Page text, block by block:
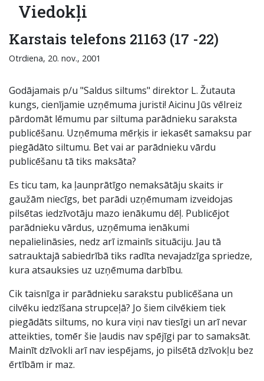
Viedokļi
Karstais telefons 21163 (17 -22)
Otrdiena, 20. nov., 2001
Godājamais p/u "Saldus siltums" direktor L. Žutauta
kungs, cienījamie uzņēmuma juristi! Aicinu Jūs vēlreiz
pārdomāt lēmumu par siltuma parādnieku saraksta
publicēšanu. Uzņēmuma mērķis ir iekasēt samaksu par
piegādāto siltumu. Bet vai ar parādnieku vārdu
publicēšanu tā tiks maksāta?
Es ticu tam, ka ļaunprātīgo nemaksātāju skaits ir
gaužām niecīgs, bet parādi uzņēmumam izveidojas
pilsētas iedzīvotāju mazo ienākumu dēļ. Publicējot
parādnieku vārdus, uzņēmuma ienākumi
nepalielināsies, nedz arī izmainīs situāciju. Jau tā
satrauktajā sabiedrībā tiks radīta nevajadzīga spriedze,
kura atsauksies uz uzņēmuma darbību.
Cik taisnīga ir parādnieku sarakstu publicēšana un
cilvēku iedzīšana strupceļā? Jo šiem cilvēkiem tiek
piegādāts siltums, no kura viņi nav tiesīgi un arī nevar
atteikties, tomēr šie ļaudis nav spējīgi par to samaksāt.
Mainīt dzīvokli arī nav iespējams, jo pilsētā dzīvokļu bez
ērtībām ir maz.